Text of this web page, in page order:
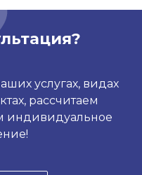
услугах, видах
рассчитаем
индивидуальное